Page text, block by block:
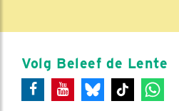
Volg Beleef de Lente